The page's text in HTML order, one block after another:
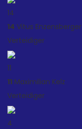
14
14 Vitus Enzensberger
Verteidiger
11
11 Maximilian Kelz
Verteidiger
4